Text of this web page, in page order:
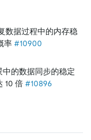
数据过程中的内存稳
率 #10900
中的数据同步的稳定
10 倍 #10896